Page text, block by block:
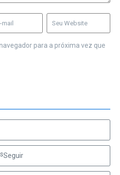
para a próxima vez que
Seguir